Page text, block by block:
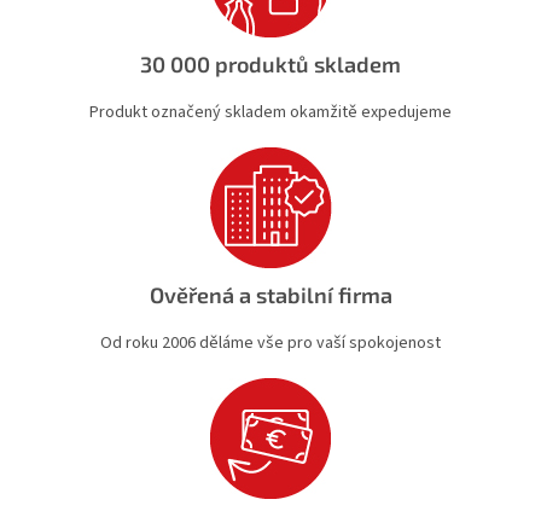
ý
p
s
u
30 000 produktů skladem
Produkt označený skladem okamžitě expedujeme
Ověřená a stabilní firma
Od roku 2006 děláme vše pro vaší spokojenost